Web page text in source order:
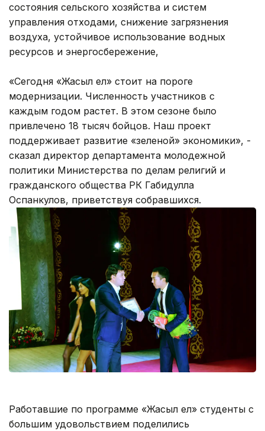
состояния сельского хозяйства и систем
управления отходами, снижение загрязнения
воздуха, устойчивое использование водных
ресурсов и энергосбережение,
«Сегодня «Жасыл ел» стоит на пороге
модернизации. Численность участников с
каждым годом растет. В этом сезоне было
привлечено 18 тысяч бойцов. Наш проект
поддерживает развитие «зеленой» экономики», -
сказал директор департамента молодежной
политики Министерства по делам религий и
гражданского общества РК Габидулла
Оспанкулов, приветствуя собравшихся.
Работавшие по программе «Жасыл ел» студенты с
большим удовольствием поделились